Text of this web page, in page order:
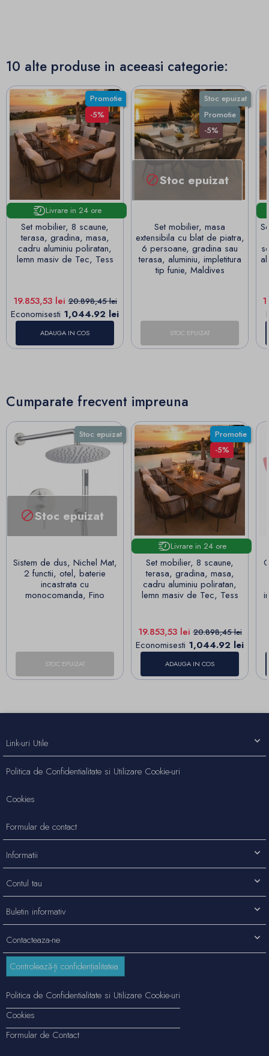
10 alte produse in aceeasi categorie:
Promotie
-5%
Livrare in 24 ore
Set mobilier, 8 scaune,
terasa, gradina, masa,
cadru aluminiu poliratan,
lemn masiv de Tec, Tess
Pret
19.853,53 leiPret de baza
20.898,45 lei
Economisesti 1,044.92 lei
ADAUGA IN COS
Stoc epuizat
Promotie
-5%
Stoc epuizat
Set mobilier, masa
extensibila cu blat de piatra,
6 persoane, gradina sau
terasa, aluminiu, impletitura
tip funie, Maldives
STOC EPUIZAT
Cumparate frecvent impreuna
Stoc epuizat
Stoc epuizat
Sistem de dus, Nichel Mat,
2 functii, otel, baterie
incastrata cu
monocomanda, Fino
STOC EPUIZAT
Promotie
-5%
Livrare in 24 ore
Set mobilier, 8 scaune,
terasa, gradina, masa,
cadru aluminiu poliratan,
lemn masiv de Tec, Tess
Pret
19.853,53 leiPret de baza
20.898,45 lei
Economisesti 1,044.92 lei
ADAUGA IN COS
Contacteaza-ne
Link-uri Utile
Politica de Confidentialitate si Utilizare Cookie-uri
Cookies
Formular de contact
Informatii
Contul tau
Buletin informativ
Controlează-ți confidențialitatea
Politica de Confidentialitate si Utilizare Cookie-uri
Cookies
Formular de Contact